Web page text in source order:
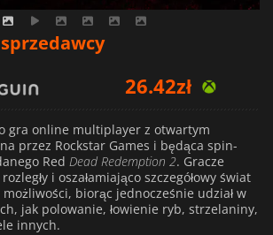
26.42zł
28.77zł
43.81zł
gra online multiplayer z otwartym
przez Rockstar Games i będąca spin-
Red Dead Redemption 2. Gracze
i oszałamiająco szczegółowy świat
możliwości, biorąc jednocześnie udział w
jak polowanie, łowienie ryb, strzelaniny,
innych.